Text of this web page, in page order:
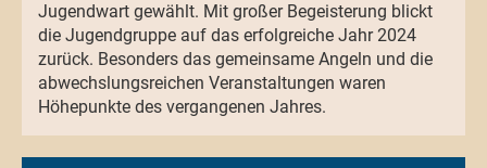
Jugendwart gewählt. Mit großer Begeisterung blickt
die Jugendgruppe auf das erfolgreiche Jahr 2024
zurück. Besonders das gemeinsame Angeln und die
abwechslungsreichen Veranstaltungen waren
Höhepunkte des vergangenen Jahres.